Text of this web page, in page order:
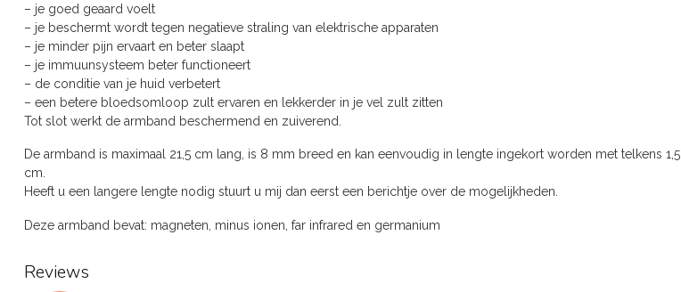
– je goed geaard voelt
– je beschermt wordt tegen negatieve straling van elektrische apparaten
– je minder pijn ervaart en beter slaapt
– je immuunsysteem beter functioneert
– de conditie van je huid verbetert
– een betere bloedsomloop zult ervaren en lekkerder in je vel zult zitten
Tot slot werkt de armband beschermend en zuiverend.
De armband is maximaal 21,5 cm lang, is 8 mm breed en kan eenvoudig in lengte ingekort worden met telkens 1,5
cm.
Heeft u een langere lengte nodig stuurt u mij dan eerst een berichtje over de mogelijkheden.
Deze armband bevat: magneten, minus ionen, far infrared en germanium
Reviews